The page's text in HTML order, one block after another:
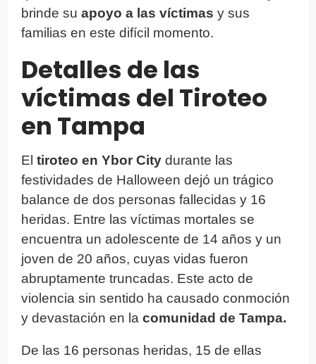
brinde su apoyo a las víctimas y sus
familias en este difícil momento.
Detalles de las
víctimas del Tiroteo
en Tampa
El tiroteo en Ybor City durante las
festividades de Halloween dejó un trágico
balance de dos personas fallecidas y 16
heridas. Entre las víctimas mortales se
encuentra un adolescente de 14 años y un
joven de 20 años, cuyas vidas fueron
abruptamente truncadas. Este acto de
violencia sin sentido ha causado conmoción
y devastación en la comunidad de Tampa.
De las 16 personas heridas, 15 de ellas